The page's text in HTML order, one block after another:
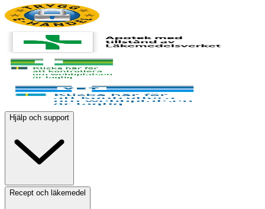
Hjälp och support
Recept och läkemedel